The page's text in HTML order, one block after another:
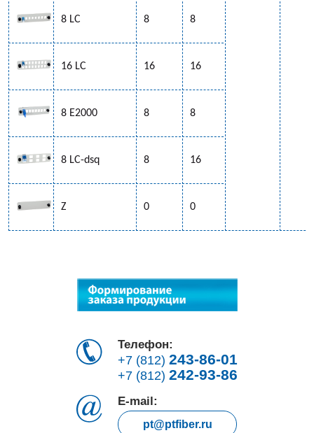
Телефон:
+7 (812)243-86-01
+7 (812)242-93-86
E-mail:
pt@ptfiber.ru
8 LC 8 8
16 LC 16 16
8 E2000 8 8
8 LC-dsq 8 16
Z 0 0